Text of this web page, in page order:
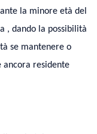
la minore età del
, dando la possibilità
se mantenere o
ancora residente